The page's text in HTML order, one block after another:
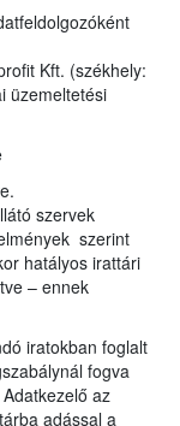
Kft. (székhely:
üzemeltetési
szervek
szerint
hatályos irattári
– ennek
iratokban foglalt
fogva
az
adással a